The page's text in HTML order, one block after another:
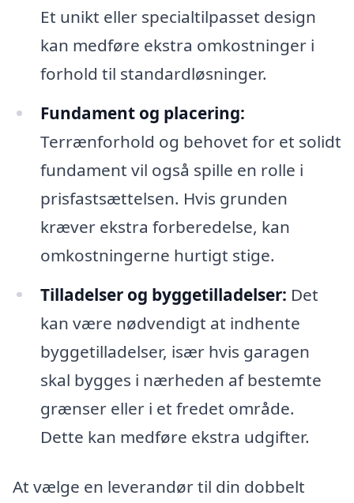
Et unikt eller specialtilpasset design
kan medføre ekstra omkostninger i
forhold til standardløsninger.
Fundament og placering:
Terrænforhold og behovet for et solidt
fundament vil også spille en rolle i
prisfastsættelsen. Hvis grunden
kræver ekstra forberedelse, kan
omkostningerne hurtigt stige.
Tilladelser og byggetilladelser: Det
kan være nødvendigt at indhente
byggetilladelser, især hvis garagen
skal bygges i nærheden af bestemte
grænser eller i et fredet område.
Dette kan medføre ekstra udgifter.
At vælge en leverandør til din dobbelt